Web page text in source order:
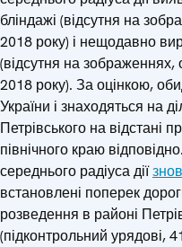
бліндажі (відсутня на
2018 року) і нещодавно
(відсутня на
2018 року). За оцінкою,
України і знаходяться на
Петрівського на відстані
північного краю
середнього радіуса дії
встановлені поперек
розведення в районі
(підконтрольний урядові,